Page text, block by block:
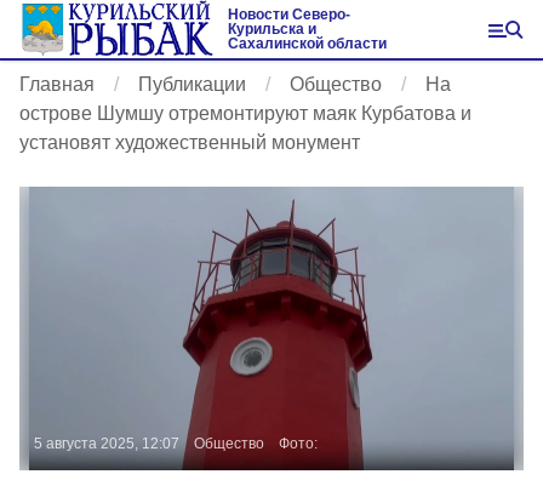
Новости Северо-
Курильска и
Сахалинской области
Главная Публикации Общество
На
острове Шумшу отремонтируют маяк Курбатова и
установят художественный монумент
5 августа 2025, 12:07 Общество Фото: